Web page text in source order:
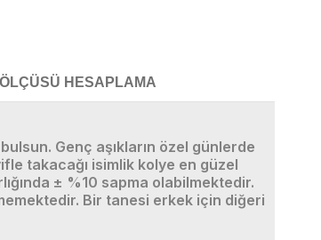
HESAPLAMA
Genç aşıkların özel günlerde
takacağı isimlik kolye en güzel
± %10 sapma olabilmektedir.
Bir tanesi erkek için diğeri